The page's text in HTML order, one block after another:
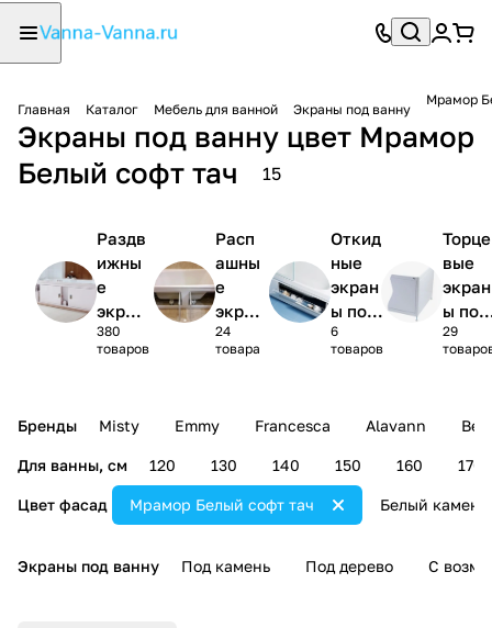
Главная Каталог Мебель для ванной Экраны под ванну
Мрамор
Экраны под ванну цвет Мрамор
Белый софт тач
15
Раздв
ижны
е
экран
ы под
ванну
380
товаров
Расп
ашны
е
экра
ны
под
24
товара
Откид
ные
экран
ы под
ванну
6
товаров
Торце
вые
экран
ы под
ванну
29
Бренды Misty Emmy Francesca Alavann
Для ванны, см 120 130 140 150 160 170
Цвет фасад Белый камень
Мрамор Белый софт тач
Экраны под ванну Под камень Под дерево С